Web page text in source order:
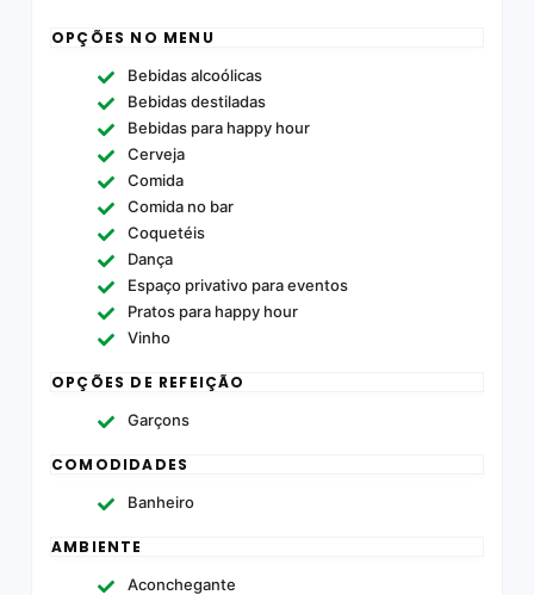
OPÇÕES NO MENU
Bebidas alcoólicas
Bebidas destiladas
Bebidas para happy hour
Cerveja
Comida
Comida no bar
Coquetéis
Dança
Espaço privativo para eventos
Pratos para happy hour
Vinho
OPÇÕES DE REFEIÇÃO
Garçons
COMODIDADES
Banheiro
AMBIENTE
Aconchegante